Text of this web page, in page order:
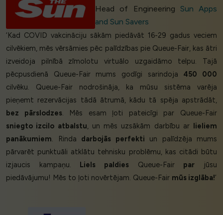
Head of Engineering Sun Apps
and Sun Savers
‘Kad COVID vakcināciju sākām piedāvāt 16-29 gadus veciem
cilvēkiem, mēs vērsāmies pēc palīdzības pie Queue-Fair, kas ātri
izveidoja pilnībā zīmolotu virtuālo uzgaidāmo telpu. Tajā
pēcpusdienā Queue-Fair mums godīgi sarindoja 450 000
cilvēku. Queue-Fair nodrošināja, ka mūsu sistēma varēja
pieņemt rezervācijas tādā ātrumā, kādu tā spēja apstrādāt,
bez pārslodzes. Mēs esam ļoti pateicīgi par Queue-Fair
sniegto izcilo atbalstu, un mēs uzsākām darbību ar
lieliem
panākumiem. Rinda darbojās perfekti un palīdzēja mums
pārvarēt punktuāli atklātu tehnisku problēmu, kas citādi būtu
izjaucis kampaņu.
Liels paldies Queue-Fair par jūsu
piedāvājumu! Mēs to ļoti novērtējam. Queue-Fair mūs izglāba!’